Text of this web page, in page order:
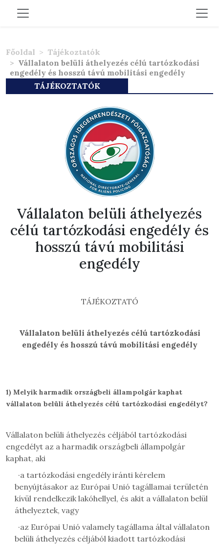
Főoldal
Tájékoztatók
Vállalaton belüli áthelyezés célú tartózkodási
engedély és hosszú távú mobilitási engedély
TÁJÉKOZTATÓK
Vállalaton belüli áthelyezés
célú tartózkodási engedély és
hosszú távú mobilitási
engedély
TÁJÉKOZTATÓ
Vállalaton belüli áthelyezés célú tartózkodási
engedély és hosszú távú mobilitási engedély
1) Melyik harmadik országbeli állampolgár kaphat
vállalaton belüli áthelyezés célú tartózkodási engedélyt?
Vállalaton belüli áthelyezés céljából tartózkodási
engedélyt az a harmadik országbeli állampolgár
kaphat, aki
·a tartózkodási engedély iránti kérelem
benyújtásakor az Európai Unió tagállamai területén
kívül rendelkezik lakóhellyel, és akit a vállalaton belül
áthelyeztek, vagy
·az Európai Unió valamely tagállama által vállalaton
belüli áthelyezés céljából kiadott tartózkodási